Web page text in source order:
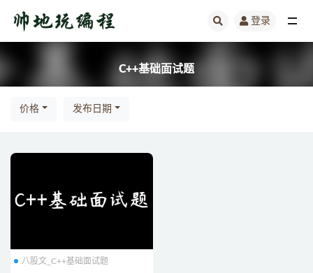
登录
C++基础面试题
价格 发布日期
八股文_C++基础面试题